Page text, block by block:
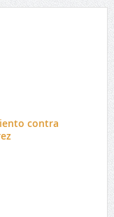
contra